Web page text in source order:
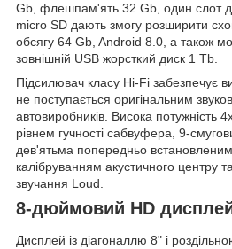
Gb, флешпам'ять 32 Gb, один слот
micro SD дають змогу розширити
обсягу 64 Gb, Android 8.0, а також
зовнішній USB жорсткий диск 1 Tb.
Підсилювач класу Hi-Fi забезпечує
не поступається оригінальним
автовиробників. Висока потужність
рівнем гучності сабвуфера, 9-
дев'ятьма попередньо
калібруванням акустичного центру
звучання Loud.
8-дюймовий HD
Дисплей із діагоналлю 8" і